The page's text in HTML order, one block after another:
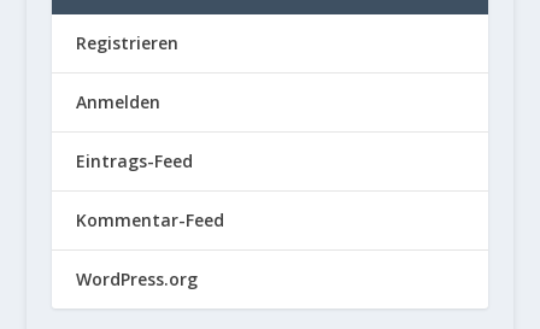
Registrieren
Anmelden
Eintrags-Feed
Kommentar-Feed
WordPress.org